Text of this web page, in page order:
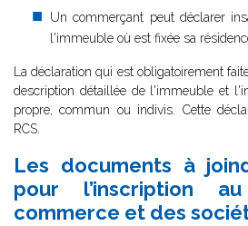
Un commerçant peut déclarer
l'immeuble où est fixée sa
La déclaration qui est obligatoirement
description détaillée de l'immeuble et
propre, commun ou indivis. Cette
RCS.
Les documents à
pour l’inscription
commerce et des